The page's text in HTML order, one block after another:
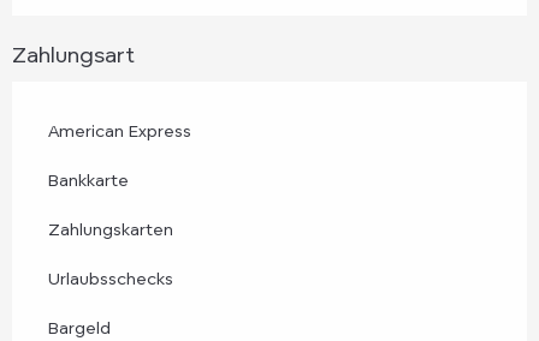
Zahlungsart
American Express
Bankkarte
Zahlungskarten
Urlaubsschecks
Bargeld